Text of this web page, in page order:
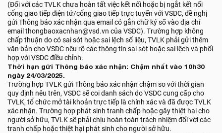
(Đối với các TVLK chưa hoàn tất việc kết nối hoặc bị ngắt kết nối
cổng giao tiếp điện tử/cổng giao tiếp trực tuyến với VSDC, đề nghị
gửi Thông báo xác nhận qua email có gắn chữ ký số vào địa chỉ
email thongbaoxacnhan@vsd.vn của VSDC). Trường hợp không
chấp thuận do có sai sót hoặc sai lệch số liệu, TVLK phải gửi thêm
văn bản cho VSDC nêu rõ các thông tin sai sót hoặc sai lệch và phối
hợp với VSDC điều chỉnh.
Thời hạn gửi Thông báo xác nhận: Chậm nhất vào 10h30
ngày 24/03/2025.
Trường hợp TVLK gửi Thông báo xác nhận chậm so với thời gian
quy định nêu trên, VSDC sẽ coi danh sách do VSDC cung cấp cho
TVLK, tổ chức mở tài khoản trực tiếp là chính xác và đã được TVLK
xác nhận. Trường hợp phát sinh tranh chấp hoặc gây thiệt hại cho
người sở hữu, TVLK sẽ phải chịu hoàn toàn trách nhiệm đối với các
tranh chấp hoặc thiệt hại phát sinh cho người sở hữu.